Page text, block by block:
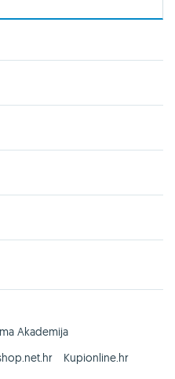
Akademija
Kupionline.hr